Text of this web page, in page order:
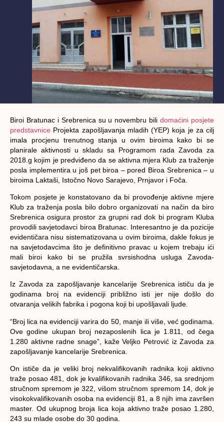
Biroi Bratunac i Srebrenica su u novembru bilidomaćini posjete
predstavnice Projekta zapošljavanja mladih (YEP) koja je za cilj
imala procjenu trenutnog stanja u ovim biroima kako bi se
planirale aktivnosti u skladu sa Programom rada Zavoda za
2018.g kojim je predviđeno da se aktivna mjera Klub za traženje
posla implementira u još pet biroa – pored Biroa Srebrenica – u
biroima Laktaši, Istočno Novo Sarajevo, Prnjavor i Foča.
Tokom posjete je konstatovano da bi provođenje aktivne mjere
Klub za traženja posla bilo dobro organizovati na način da biro
Srebrenica osigura prostor za grupni rad dok bi program Kluba
provodili savjetodavci biroa Bratunac. Interesantno je da pozicije
evidentičara nisu sistematizovana u ovim biroima, dakle fokus je
na savjetodavcima što je definitivno pravac u kojem trebaju ići
mali biroi kako bi se pružila svrsishodna usluga Zavoda-
savjetodavna, a ne evidentičarska.
Iz Zavoda za zapošljavanje kancelarije Srebrenica ističu da je
godinama broj na evidenciji približno isti jer nije došlo do
otvaranja velikih fabrika i pogona koji bi upošljavali ljude.
“Broj lica na evidenciji varira do 50, manje ili više, već godinama.
Ove godine ukupan broj nezaposlenih lica je 1.811, od čega
1.280 aktivne radne snage”, kaže Veljko Petrović iz Zavoda za
zapošljavanje kancelarije Srebrenica.
On ističe da je veliki broj nekvalifikovanih radnika koji aktivno
traže posao 481, dok je kvalifikovanih radnika 346, sa srednjom
stručnom spremom je 322, višom stručnom spremom 14, dok je
visokokvalifikovanih osoba na evidenciji 81, a 8 njih ima završen
master. Od ukupnog broja lica koja aktivno traže posao 1.280,
243 su mlade osobe do 30 godina.